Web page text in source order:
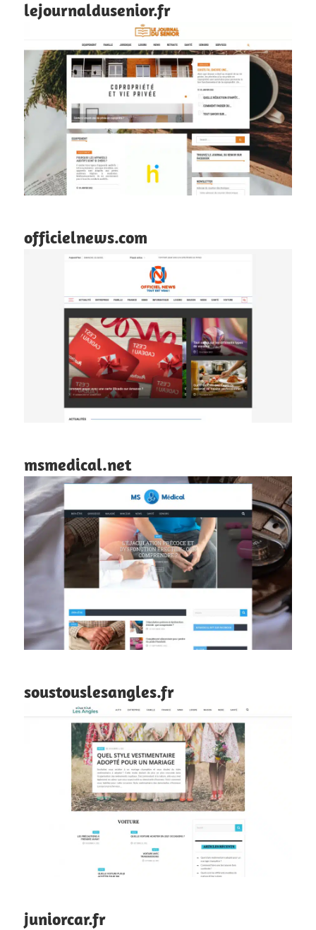
lejournaldusenior.fr
officielnews.com
msmedical.net
soustouslesangles.fr
juniorcar.fr